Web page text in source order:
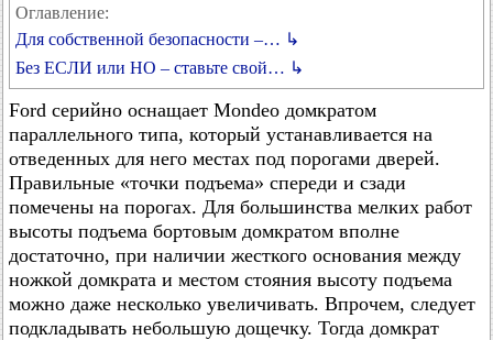
Оглавление:
Для собственной безопасности –… ↳
Без ЕСЛИ или НО – ставьте свой… ↳
Ford серийно оснащает Mondeo домкратом
параллельного типа, который устанавливается на
отведенных для него местах под порогами дверей.
Правильные «точки подъема» спереди и сзади
помечены на порогах. Для большинства мелких работ
высоты подъема бортовым домкратом вполне
достаточно, при наличии жесткого основания между
ножкой домкрата и местом стояния высоту подъема
можно даже несколько увеличивать. Впрочем, следует
подкладывать небольшую дощечку. Тогда домкрат